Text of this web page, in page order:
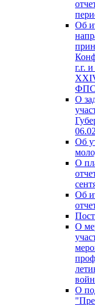
Об
г.г.
О
Об
О
Об
О
О